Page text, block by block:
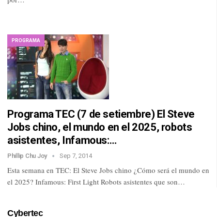
PROGRAMA
Programa TEC (7 de setiembre) El Steve
Jobs chino, el mundo en el 2025, robots
asistentes, Infamous:…
Phillip Chu Joy Sep 7, 2014
Esta semana en TEC: El Steve Jobs chino ¿Cómo será el mundo en
el 2025? Infamous: First Light Robots asistentes que son…
Cybertec